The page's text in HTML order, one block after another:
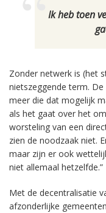
Ik heb toen
Zonder netwerk is (het
nietszeggende term.
meer die dat mogelijk
als het gaat over het
worsteling van een
zien de noodzaak niet.
maar zijn er ook
niet allemaal hetzelfde.”
Met de decentralisatie
afzonderlijke